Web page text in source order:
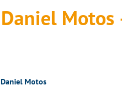
Daniel Motos
Daniel Motos